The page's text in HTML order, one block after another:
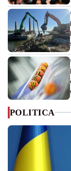
POLITICA